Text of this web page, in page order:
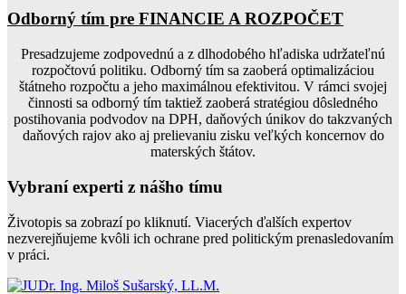
Odborný tím pre FINANCIE A ROZPOČET
Presadzujeme zodpovednú a z dlhodobého hľadiska udržateľnú
rozpočtovú politiku. Odborný tím sa zaoberá optimalizáciou
štátneho rozpočtu a jeho maximálnou efektivitou. V rámci svojej
činnosti sa odborný tím taktiež zaoberá stratégiou dôsledného
postihovania podvodov na DPH, daňových únikov do takzvaných
daňových rajov ako aj prelievaniu zisku veľkých koncernov do
materských štátov.
Vybraní experti z nášho tímu
Životopis sa zobrazí po kliknutí. Viacerých ďalších expertov
nezverejňujeme kvôli ich ochrane pred politickým prenasledovaním
v práci.